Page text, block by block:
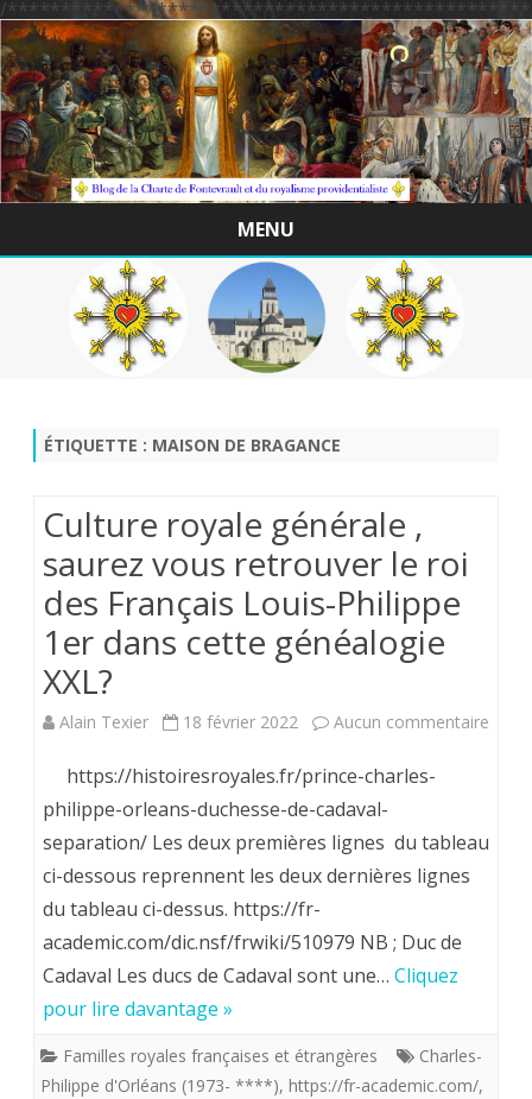
/
MENU
Skip
to
content
ÉTIQUETTE : MAISON DE BRAGANCE
Culture royale générale ,
saurez vous retrouver le roi
des Français Louis-Philippe
1er dans cette généalogie
XXL?
Alain Texier 18 février 2022 Aucun commentaire
https://histoiresroyales.fr/prince-charles-
philippe-orleans-duchesse-de-cadaval-
separation/ Les deux premières lignes du tableau
ci-dessous reprennent les deux dernières lignes
du tableau ci-dessus. https://fr-
academic.com/dic.nsf/frwiki/510979 NB ; Duc de
Cadaval Les ducs de Cadaval sont une… Cliquez
pour lire davantage »
Familles royales françaises et étrangères
Charles-
Philippe d'Orléans (1973- ****), https://fr-academic.com/,